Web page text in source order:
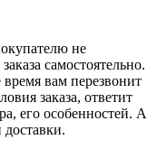
не
самостоятельно.
вам перезвонит
заказа, ответит
его особенностей. А